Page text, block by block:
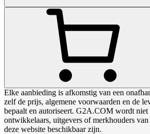
Elke aanbieding is afkomstig van een
zelf de prijs, algemene voorwaarden en de
bepaalt en autoriseert. G2A.COM wordt niet
ontwikkelaars, uitgevers of merkhouders
deze website beschikbaar zijn.